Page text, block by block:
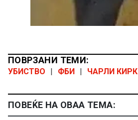
ПОВРЗАНИ ТЕМИ:
УБИСТВО | ФБИ | ЧАРЛИ КИРК
ПОВЕЌЕ НА ОВАА ТЕМА: